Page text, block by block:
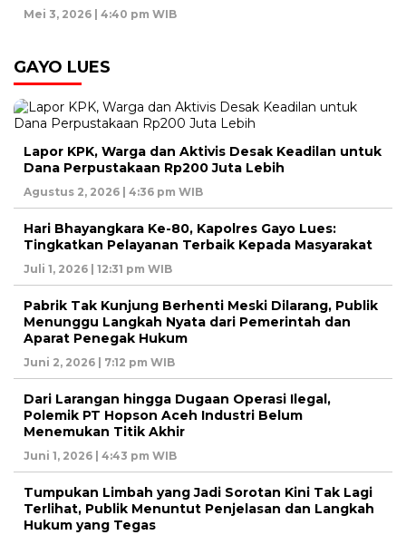
Mei 3, 2026 | 4:40 pm WIB
GAYO LUES
Lapor KPK, Warga dan Aktivis Desak Keadilan untuk
Dana Perpustakaan Rp200 Juta Lebih
Agustus 2, 2026 | 4:36 pm WIB
Hari Bhayangkara Ke-80, Kapolres Gayo Lues:
Tingkatkan Pelayanan Terbaik Kepada Masyarakat
Juli 1, 2026 | 12:31 pm WIB
Pabrik Tak Kunjung Berhenti Meski Dilarang, Publik
Menunggu Langkah Nyata dari Pemerintah dan
Aparat Penegak Hukum
Juni 2, 2026 | 7:12 pm WIB
Dari Larangan hingga Dugaan Operasi Ilegal,
Polemik PT Hopson Aceh Industri Belum
Menemukan Titik Akhir
Juni 1, 2026 | 4:43 pm WIB
Tumpukan Limbah yang Jadi Sorotan Kini Tak Lagi
Terlihat, Publik Menuntut Penjelasan dan Langkah
Hukum yang Tegas